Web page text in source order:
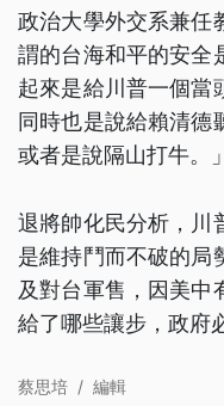
政治大學外交系兼任
謂的台海和平的安全
起來是給川普一個當
同時也是說給賴清德
或者是說隔山打牛。」
退將帥化民分析，川
是維持鬥而不破的局
及對台軍售，因美中
給了哪些讓步，政府
蔡思培 / 編輯